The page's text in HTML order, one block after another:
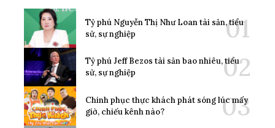
Tỷ phú Nguyễn Thị Như Loan tài sản, tiểu
sử, sự nghiệp
Tỷ phú Jeff Bezos tài sản bao nhiêu, tiểu
sử, sự nghiệp
Chinh phục thực khách phát sóng lúc mấy
giờ, chiếu kênh nào?